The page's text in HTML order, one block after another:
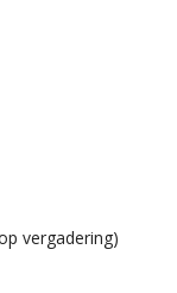
vergadering)